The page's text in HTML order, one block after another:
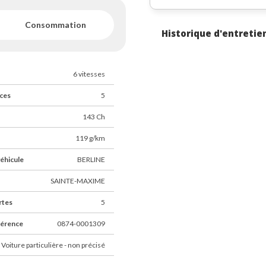
sur laquelle vous
votre véhicule en ligne.
vos capacité de
carte grise et de mise à la
bien vouloir confirmer la
Consommation
6 vitesses
5
143 Ch
119 g/km
BERLINE
SAINTE-MAXIME
5
0874-0001309
Voiture particulière - non précisé
Historique